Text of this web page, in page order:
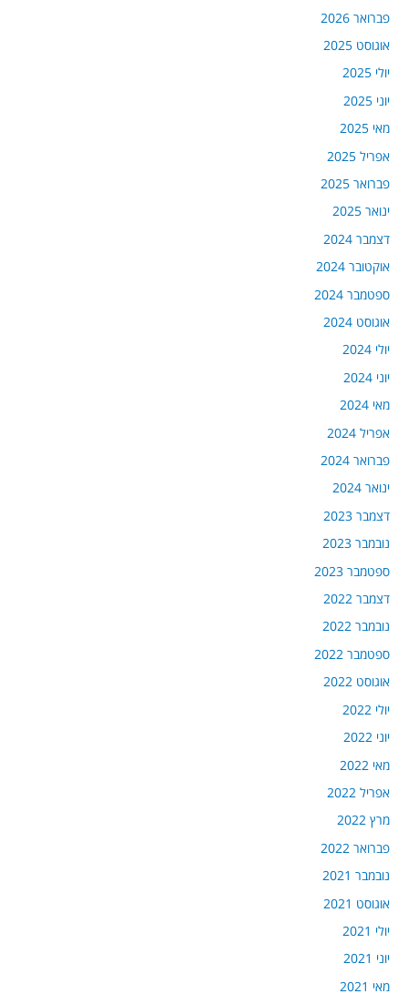
פברואר 2026
אוגוסט 2025
יולי 2025
יוני 2025
מאי 2025
אפריל 2025
פברואר 2025
ינואר 2025
דצמבר 2024
אוקטובר 2024
ספטמבר 2024
אוגוסט 2024
יולי 2024
יוני 2024
מאי 2024
אפריל 2024
פברואר 2024
ינואר 2024
דצמבר 2023
נובמבר 2023
ספטמבר 2023
דצמבר 2022
נובמבר 2022
ספטמבר 2022
אוגוסט 2022
יולי 2022
יוני 2022
מאי 2022
אפריל 2022
מרץ 2022
פברואר 2022
נובמבר 2021
אוגוסט 2021
יולי 2021
יוני 2021
מאי 2021